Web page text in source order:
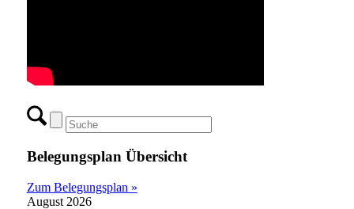
Belegungsplan Übersicht
Zum Belegungsplan »
August 2026